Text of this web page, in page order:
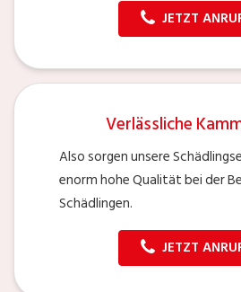
JETZT
Verlässliche
Also sorgen unsere
enorm hohe Qualität bei der
Schädlingen.
JETZT